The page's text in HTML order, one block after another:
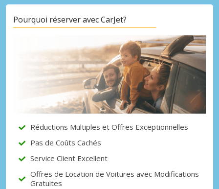
Promotions spéciales
Accédez à toutes vos réservations en un
seul endroit
Se connecter avec eLink
Pourquoi réserver avec CarJet?
Réductions Multiples et Offres Exceptionnelles
Pas de Coûts Cachés
Service Client Excellent
Offres de Location de Voitures avec Modifications
Gratuites